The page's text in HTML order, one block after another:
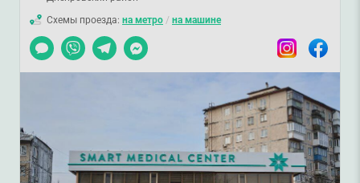
Схемы проезда: на метро / на машине
Чат
Viber TelegramMessenger InstagramFacebook